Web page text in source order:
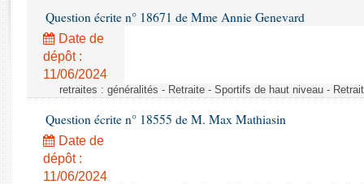
Rapports législatifs
Rapports sur l'application des lois
Baromètre de l’application des lois
Budget et sécurité sociale
Questions écrites et orales
Comptes rendus des débats
Question écrite n° 18671 de Mme Annie Genevard
Date de
dépôt :
11/06/2024
retraites : généralités - Retraite - Sportifs de haut niveau -
Question écrite n° 18555 de M. Max Mathiasin
Date de
dépôt :
11/06/2024